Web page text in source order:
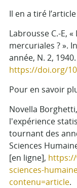
Il en a tiré
Labrousse C.-E,
mercuriales ? ».
année, N. 2,
https://doi.org/
Pour en savoir
Novella
l'expérience
tournant des
Sciences
[en ligne],
sciences-
contenu=article.